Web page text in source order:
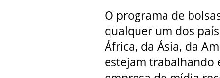
O programa de
qualquer um dos
África, da Ásia, da
estejam trabalhando